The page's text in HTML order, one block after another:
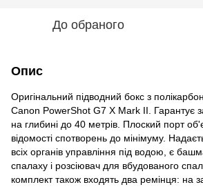
До обраного
Опис
Оригінальний підводний бокс з
Canon PowerShot G7 X Mark II. Гарантує
на глибині до 40 метрів. Плоский порт
відомості спотворень до мінімуму.
всіх органів управління під водою, є
спалаху і розсіювач для вбудованого
комплект також входять два ремінця: на